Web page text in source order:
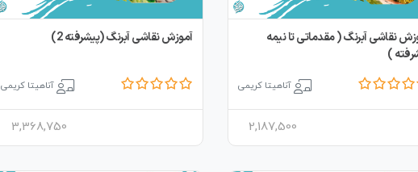
نقاشی آبرنگ ( مقدماتی تا نیمه
)
آناهیتا کریمی
2,187,500
آموزش نقاشی آبرنگ (پیشرفته 2)
آناهیتا کریمی
3,368,750